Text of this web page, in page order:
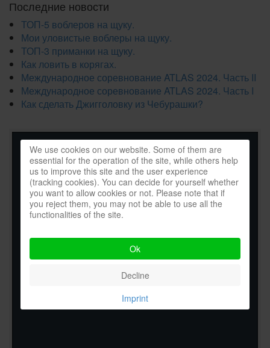
Последние новости
ТОП-5 воблеров на щуку.
Мои уловистые воблеры на щуку.
ТОП-3 приманки на щуку.
Как ловить в корягах.
Международное соревнование ATLAS 2024. Часть II
Международное соревнование ATLAS 2024. Часть I
Как сделать Джигголовку из Чебурашки?
We use cookies on our website. Some of them are
essential for the operation of the site, while others help
us to improve this site and the user experience
(tracking cookies). You can decide for yourself whether
you want to allow cookies or not. Please note that if
you reject them, you may not be able to use all the
functionalities of the site.
Ok
Decline
Imprint